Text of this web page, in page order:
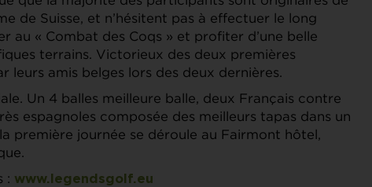
de Suisse, et n’hésitent pas à effectuer le long
au « Combat des Coqs » et profiter d’une belle
terrains. Victorieux des deux premières
leurs amis belges lors des deux dernières.
Un 4 balles meilleure balle, deux Français contre
espagnoles composée des meilleurs tapas dans un
première journée se déroule au Fairmont hôtel,
: www.legendsgolf.eu